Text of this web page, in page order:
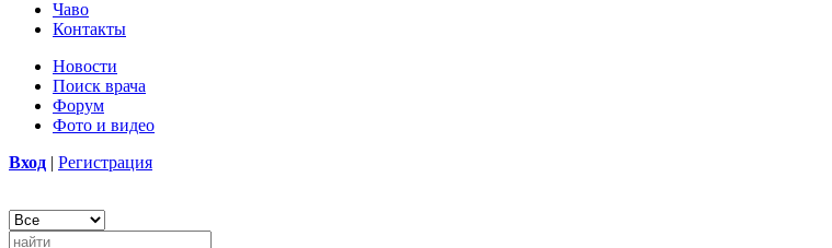
Чаво
Контакты
Новости
Поиск врача
Форум
Фото и видео
Вход | Регистрация